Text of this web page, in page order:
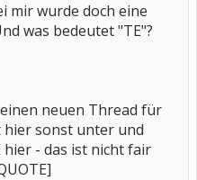
mir wurde doch eine
was bedeutet "TE"?
neuen Thread für
hier sonst unter und
- das ist nicht fair